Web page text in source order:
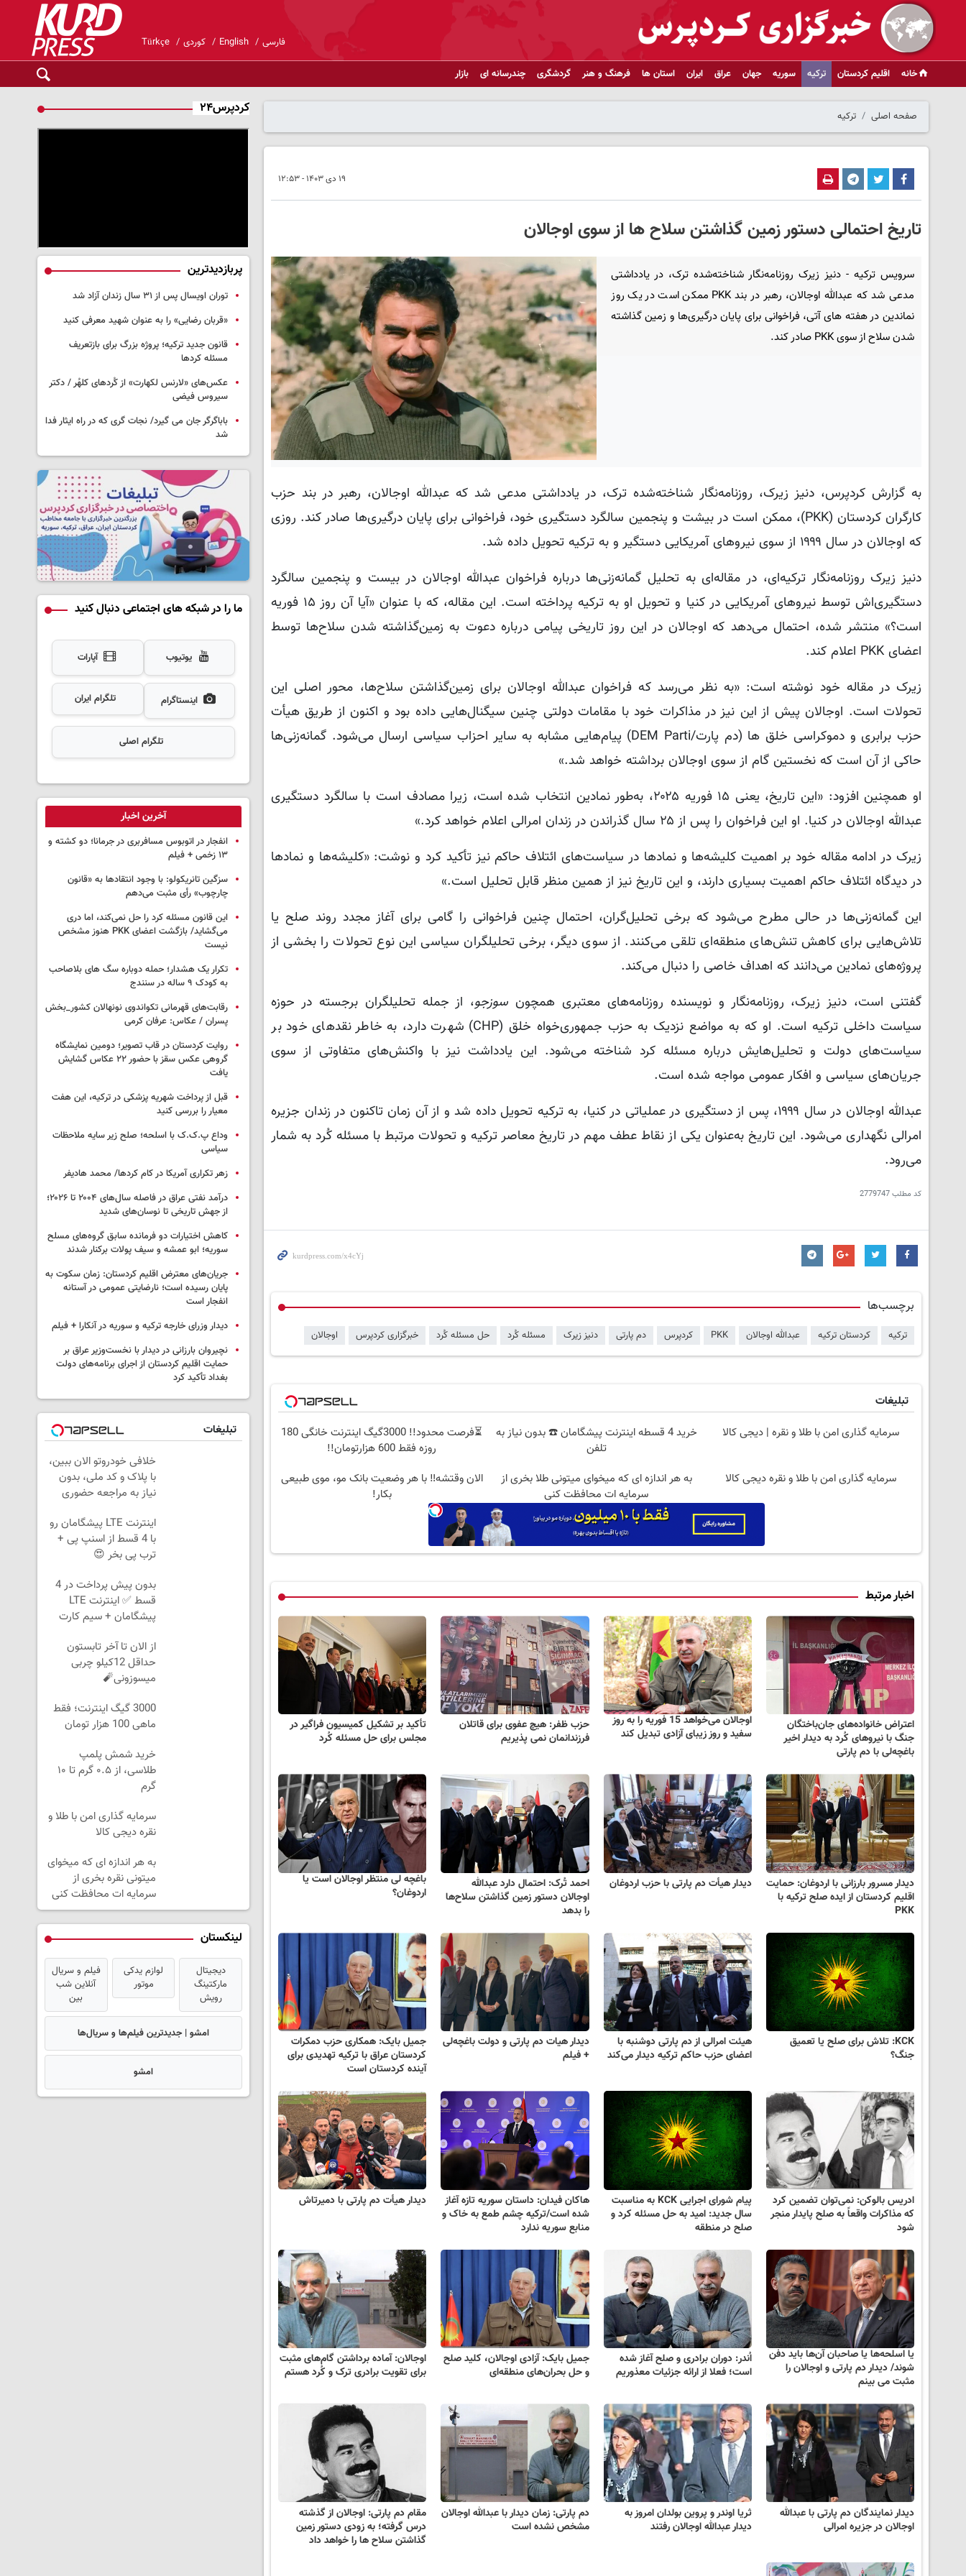
فارسی English کوردی Türkçe
خانه اقلیم کردستان ترکیه سوریه جهان عراق ایران استان ها فرهنگ و هنر گردشگری چندرسانه ای بازار
صفحه اصلی ترکیه
۱۹ دی ۱۴۰۳ - ۱۲:۵۳
تاریخ احتمالی دستور زمین گذاشتن سلاح ها از سوی اوجالان
سرویس ترکیه - دنیز زیرک روزنامه‌نگار شناخته‌شده ترک، در یادداشتی
مدعی شد که عبدالله اوجالان، رهبر در بند PKK ممکن است در یک روز
نماندین در هفته های آتی، فراخوانی برای پایان درگیری‌ها و زمین گذاشته
شدن سلاح از سوی PKK صادر کند.
به گزارش کردپرس، دنیز زیرک، روزنامه‌نگار شناخته‌شده ترک، در یادداشتی مدعی شد که عبدالله اوجالان، رهبر در بند حزب
کارگران کردستان (PKK)، ممکن است در بیشت و پنجمین سالگرد دستگیری خود، فراخوانی برای پایان درگیری‌ها صادر کند. روزی
که اوجالان در سال ۱۹۹۹ از سوی نیروهای آمریکایی دستگیر و به ترکیه تحویل داده شد.
دنیز زیرک روزنامه‌نگار ترکیه‌ای، در مقاله‌ای به تحلیل گمانه‌زنی‌ها درباره فراخوان عبدالله اوجالان در بیست و پنجمین سالگرد
دستگیری‌اش توسط نیروهای آمریکایی در کنیا و تحویل او به ترکیه پرداخته است. این مقاله، که با عنوان «آیا آن روز ۱۵ فوریه
است؟» منتشر شده، احتمال می‌دهد که اوجالان در این روز تاریخی پیامی درباره دعوت به زمین‌گذاشته شدن سلاح‌ها توسط
اعضای PKK اعلام کند.
زیرک در مقاله خود نوشته است: «به نظر می‌رسد که فراخوان عبدالله اوجالان برای زمین‌گذاشتن سلاح‌ها، محور اصلی این
تحولات است. اوجالان پیش از این نیز در مذاکرات خود با مقامات دولتی چنین سیگنال‌هایی داده بود و اکنون از طریق هیأت
حزب برابری و دموکراسی خلق ها (دم پارت/DEM Parti) پیام‌هایی مشابه به سایر احزاب سیاسی ارسال می‌شود. گمانه‌زنی‌ها
حاکی از آن است که نخستین گام از سوی اوجالان برداشته خواهد شد.»
او همچنین افزود: «این تاریخ، یعنی ۱۵ فوریه ۲۰۲۵، به‌طور نمادین انتخاب شده است، زیرا مصادف است با سالگرد دستگیری
عبدالله اوجالان در کنیا. او این فراخوان را پس از ۲۵ سال گذراندن در زندان امرالی اعلام خواهد کرد.»
زیرک در ادامه مقاله خود بر اهمیت کلیشه‌ها و نمادها در سیاست‌های ائتلاف حاکم نیز تأکید کرد و نوشت: «کلیشه‌ها و نمادها
در دیدگاه ائتلاف حاکم اهمیت بسیاری دارند، و این تاریخ نیز از همین منظر قابل تحلیل است.»
این گمانه‌زنی‌ها در حالی مطرح می‌شود که برخی تحلیل‌گران، احتمال چنین فراخوانی را گامی برای آغاز مجدد روند صلح یا
تلاش‌هایی برای کاهش تنش‌های منطقه‌ای تلقی می‌کنند. از سوی دیگر، برخی تحلیلگران سیاسی این نوع تحولات را بخشی از
پروژه‌های نمادین می‌دانند که اهداف خاصی را دنبال می‌کند.
گفتنی است، دنیز زیرک، روزنامه‌نگار و نویسنده روزنامه‌های معتبری همچون سوزجو، از جمله تحلیلگران برجسته در حوزه
سیاست داخلی ترکیه است. او که به مواضع نزدیک به حزب جمهوری‌خواه خلق (CHP) شهرت دارد، به خاطر نقدهای خود بر
سیاست‌های دولت و تحلیل‌هایش درباره مسئله کرد شناخته می‌شود. این یادداشت نیز با واکنش‌های متفاوتی از سوی
جریان‌های سیاسی و افکار عمومی مواجه شده است.
عبدالله اوجالان در سال ۱۹۹۹، پس از دستگیری در عملیاتی در کنیا، به ترکیه تحویل داده شد و از آن زمان تاکنون در زندان جزیره
امرالی نگهداری می‌شود. این تاریخ به‌عنوان یکی از نقاط عطف مهم در تاریخ معاصر ترکیه و تحولات مرتبط با مسئله کُرد به شمار
می‌رود.
کد مطلب2779747
برچسب‌ها
ترکیه کردستان ترکیه عبدالله اوجالان PKK کردپرس دم پارتی دنیز زیرک مسئله کُرد حل مسئله کُرد خبرگزاری کردپرس اوجالان
تبلیغات
سرمایه گذاری امن با طلا و نقره | دیجی کالا
خرید 4 قسطه اینترنت پیشگامان ☎️ بدون نیاز به
تلفن
⏳فرصت محدود!! 3000گیگ اینترنت خانگی 180
روزه فقط 600 هزارتومان!!
سرمایه گذاری امن با طلا و نقره دیجی کالا
به هر اندازه ای که میخوای میتونی طلا بخری از
سرمایه ات محافظت کنی
الان وقتشه‼️ با هر وضعیت بانک مو، موی طبیعی
بکار!
اخبار مرتبط
اعتراض خانواده‌های جان‌باختگان
جنگ با نیروهای کُرد به دیدار اخیر
باغچه‌لی با دم پارتی
اوجالان می‌خواهد 15 فوریه را به روز
سفید و روز زیبای آزادی تبدیل کند
حزب ظفر: هیچ عفوی برای قاتلان
فرزندانمان نمی پذیریم
تأکید بر تشکیل کمیسیون فراگیر در
مجلس برای حل مسئله کُرد
دیدار مسرور بارزانی با اردوغان: حمایت
اقلیم کردستان از ایده صلح ترکیه با
PKK
دیدار هیأت دم پارتی با حزب اردوغان
احمد تُرک: احتمال دارد عبدالله
اوجالان دستور زمین گذاشتن سلاح‌ها
را بدهد
باغچه لی منتظر اوجالان است یا
اردوغان؟
KCK: تلاش برای صلح یا تعمیق
جنگ؟
هیئت امرالی از دم پارتی دوشنبه با
اعضای حزب حاکم ترکیه دیدار می‌کند
دیدار هیات دم پارتی و دولت باغچه‌لی
+ فیلم
جمیل بایک: همکاری حزب دمکرات
کردستان عراق با ترکیه تهدیدی برای
آینده کردستان است
ادریس بالوکن: نمی‌توان تضمین کرد
که مذاکرات واقعاً به صلح پایدار منجر
شود
پیام شورای اجرایی KCK به مناسبت
سال جدید: امید به حل مسئله کرد و
صلح در منطقه
هاکان فیدان: داستان سوریه تازه آغاز
شده است/ترکیه چشم طمع به خاک و
منابع سوریه ندارد
دیدار هیأت دم پارتی با دمیرتاش
یا اسلحه‌ها یا صاحبان آن‌ها باید دفن
شوند/ دیدار دم پارتی و اوجالان را
مثبت می بینم
اُندر: دوران برادری و صلح آغاز شده
است؛ فعلا از ارائه جزئیات معذوریم
جمیل بایک: آزادی اوجالان، کلید صلح
و حل بحران‌های منطقه‌ای
اوجالان: آماده برداشتن گام‌های مثبت
برای تقویت برادری ترک و کُرد هستم
دیدار نمایندگان دم پارتی با عبدالله
اوجالان در جزیره امرالی
ثریا اوندر و پروین بولدان امروز به
دیدار عبدالله اوجالان رفتند
دم پارتی: زمان دیدار با عبدالله اوجالان
مشخص نشده است
مقام دم پارتی: اوجالان از گذشته
درس گرفته؛ به زودی دستور زمین
گذاشتن سلاح ها را خواهد داد
کردپرس۲۴
پربازدیدترین
توران اویسال پس از ۳۱ سال زندان آزاد شد
«قربان رضایی» را به عنوان شهید معرفی کنید
قانون جدید ترکیه؛ پروژه بزرگ‌ برای بازتعریف
مسئله کردها
عکس‌های «لارنس لکهارت» از کُردهای کلهُر / دکتر
سیروس فیضی
باباگرگر جان می گیرد/ نجات گری که در راه ایثار فدا
شد
ما را در شبکه های اجتماعی دنبال کنید
یوتیوب آپارات
اینستاگرام تلگرام ایران
تلگرام اصلی
آخرین اخبار
انفجار در اتوبوس مسافربری در جرمانا؛ دو کشته و
۱۳ زخمی + فیلم
سزگین تانریکولو: با وجود انتقادها به «قانون
چارچوب» رأی مثبت می‌دهم
این قانون مسئله کرد را حل نمی‌کند، اما دری
می‌گشاید/ بازگشت اعضای PKK هنوز مشخص
نیست
تکرار یک هشدار؛ حمله دوباره سگ های بلاصاحب
به کودک ۹ ساله در سنندج
رقابت‌های قهرمانی تکواندوی نونهالان کشور_بخش
پسران / عکاس: عرفان کرمی
روایت کردستان در قاب تصویر؛ دومین نمایشگاه
گروهی عکس سقز با حضور ۲۲ عکاس گشایش
یافت
قبل از پرداخت شهریه پزشکی در ترکیه، این هفت
معیار را بررسی کنید
وداع پ.ک.ک با اسلحه؛ صلح زیر سایه ملاحظات
سیاسی
زهر تکراری آمریکا در کام کردها/ محمد هادیفر
درآمد نفتی عراق در فاصله سال‌های ۲۰۰۴ تا ۲۰۲۶؛
از جهش تاریخی تا نوسان‌های شدید
کاهش اختیارات دو فرمانده سابق گروه‌های مسلح
سوریه؛ ابو عمشه و سیف پولات برکنار شدند
جریان‌های معترض اقلیم کردستان: زمان سکوت به
پایان رسیده است؛ نارضایتی عمومی در آستانه
انفجار است
دیدار وزرای خارجه ترکیه و سوریه در آنکارا + فیلم
نچیروان بارزانی در دیدار با نخست‌وزیر عراق بر
حمایت اقلیم کردستان از اجرای برنامه‌های دولت
بغداد تأکید کرد
تبلیغات
خلافی خودروتو الان ببین،
با پلاک و کد ملی، بدون
نیاز به مراجعه حضوری
اینترنت LTE پیشگامان رو
با 4 قسط از اسنپ پی +
ترب پی بخر 😍
بدون پیش پرداخت در 4
قسط ✅ اینترنت LTE
پیشگامان + سیم کارت
از الان تا آخر تابستون
حداقل 12کیلو چربی
میسوزونی🧨
3000 گیگ اینترنت؛ فقط
ماهی 100 هزار تومان
خرید شمش پلمپ
طلاسی، از ۰.۵ گرم تا ۱۰
گرم
سرمایه گذاری امن با طلا و
نقره دیجی کالا
به هر اندازه ای که میخوای
میتونی نقره بخری از
سرمایه ات محافظت کنی
لینکستان
دیجیتال
مارکتینگ
رویش
لوازم یدکی
موتور
فیلم و سریال
آنلاین شب
بین
امشو | جدیدترین فیلم‌ها و سریال‌ها
امشو